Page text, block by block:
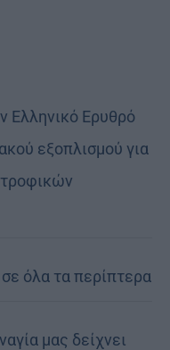
Ελληνικό Ερυθρό
εξοπλισμού για
όλα τα περίπτερα
μας δείχνει